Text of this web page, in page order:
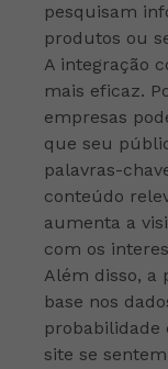
pesquisam
produtos ou
A integração
mais eficaz.
empresas
que seu
palavras-
conteúdo
aumenta a
com os
Além disso, a
base nos
probabilidade
site se